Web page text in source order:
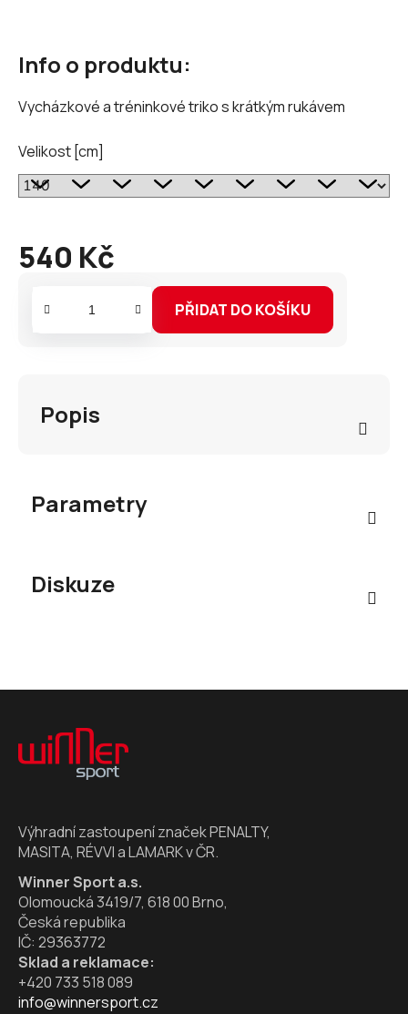
Info o produktu:
Vycházkové a tréninkové triko s krátkým rukávem
Velikost [cm]
540 Kč
Měrná
PŘIDAT DO KOŠÍKU
Popis
Parametry
Diskuze
Z
Výhradní zastoupení značek PENALTY,
MASITA, RÉVVI a LAMARK v ČR.
Winner Sport a.s.
Olomoucká 3419/7, 618 00 Brno,
Česká republika
IČ: 29363772
Sklad a reklamace:
+420 733 518 089
info@winnersport.cz